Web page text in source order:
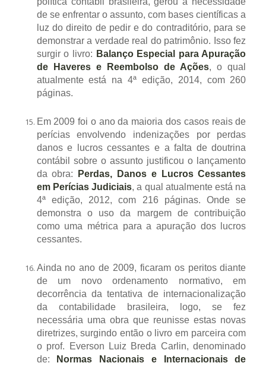
de se enfrentar o assunto, com bases científicas a
luz do direito de pedir e do contraditório, para se
demonstrar a verdade real do patrimônio. Isso fez
surgir o livro: Balanço Especial para Apuração
de Haveres e Reembolso de Ações, o qual
atualmente está na 4ª edição, 2014, com 260
páginas.
Em 2009 foi o ano da maioria dos casos reais de
perícias envolvendo indenizações por perdas
danos e lucros cessantes e a falta de doutrina
contábil sobre o assunto justificou o lançamento
da obra:
Perdas, Danos e Lucros Cessantes
em Perícias Judiciais, a qual atualmente está na
4ª edição, 2012, com 216 páginas. Onde se
demonstra o uso da margem de contribuição
como uma métrica para a apuração dos lucros
cessantes.
Ainda no ano de 2009, ficaram os peritos diante
de um novo ordenamento normativo, em
decorrência da tentativa de internacionalização
da contabilidade brasileira, logo, se fez
necessária uma obra que reunisse estas novas
diretrizes, surgindo então o livro em parceira com
o prof. Everson Luiz Breda Carlin, denominado
de:
Normas Nacionais e Internacionais de